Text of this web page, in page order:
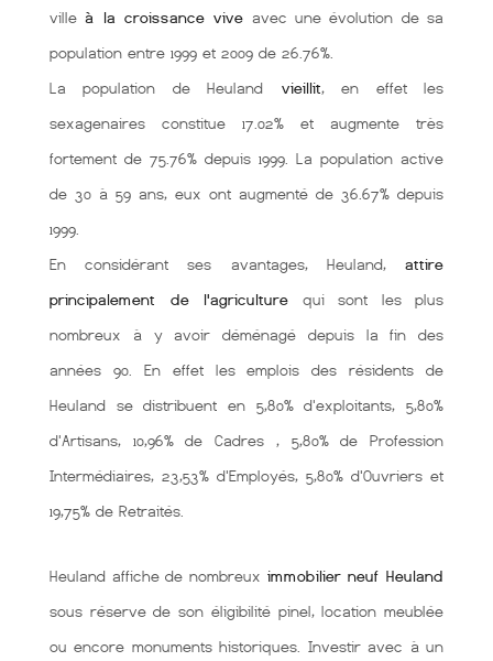
villeà la croissance vive avec une évolution de sa
population entre 1999 et 2009 de 26.76%.
La population de Heuland vieillit, en effet les
sexagenaires constitue 17.02% et augmente très
fortement de 75.76% depuis 1999. La population active
de 30 à 59 ans, eux ont augmenté de 36.67% depuis
1999.
En considérant ses avantages, Heuland, attire
principalement de l'agriculture qui sont les plus
nombreux à y avoir déménagé depuis la fin des
années 90. En effet les emplois des résidents de
Heuland se distribuent en 5,80% d'exploitants, 5,80%
d'Artisans, 10,96% de Cadres , 5,80% de Profession
Intermédiaires, 23,53% d'Employés, 5,80% d'Ouvriers et
19,75% de Retraités.
Heuland affiche de nombreux immobilier neuf Heuland
sous réserve de son éligibilité pinel, location meublée
ou encore monuments historiques. Investir avec à un